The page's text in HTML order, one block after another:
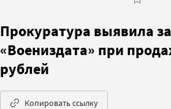
Прокуратура выявила
«Воениздата» при
рублей
Копировать ссылку